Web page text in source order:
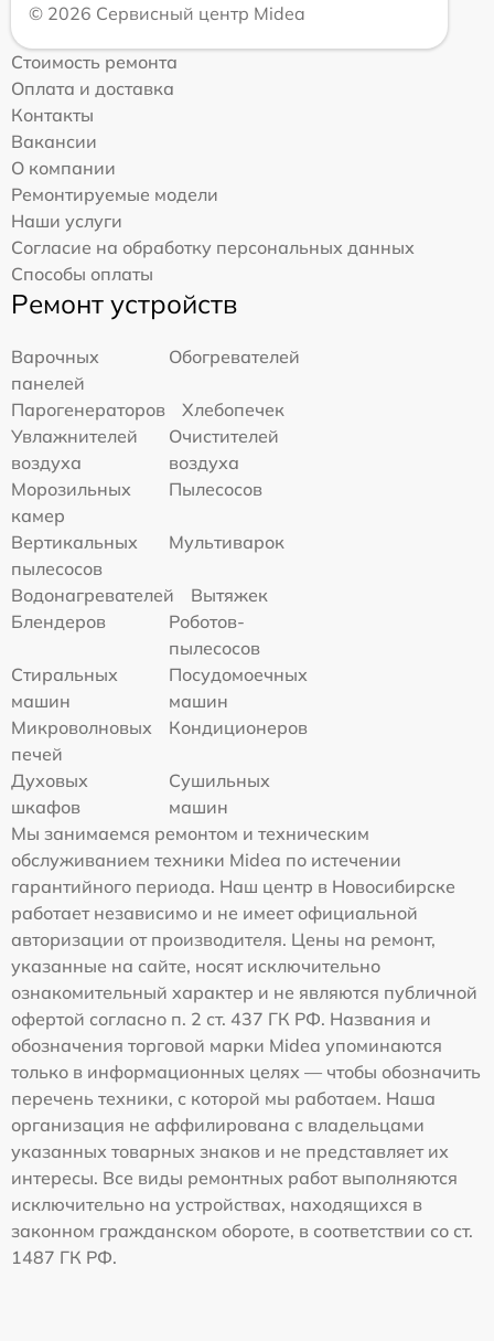
© 2026 Сервисный центр Midea
Стоимость ремонта
Оплата и доставка
Контакты
Вакансии
О компании
Ремонтируемые модели
Наши услуги
Согласие на обработку персональных данных
Способы оплаты
Ремонт устройств
Варочных
панелей
Обогревателей
Парогенераторов
Хлебопечек
Увлажнителей
воздуха
Очистителей
воздуха
Морозильных
камер
Пылесосов
Вертикальных
пылесосов
Мультиварок
Водонагревателей
Вытяжек
Блендеров
Роботов-
пылесосов
Стиральных
машин
Посудомоечных
машин
Микроволновых
печей
Кондиционеров
Духовых
шкафов
Сушильных
машин
Мы занимаемся ремонтом и техническим
обслуживанием техники Midea по истечении
гарантийного периода. Наш центр в Новосибирске
работает независимо и не имеет официальной
авторизации от производителя. Цены на ремонт,
указанные на сайте, носят исключительно
ознакомительный характер и не являются публичной
офертой согласно п. 2 ст. 437 ГК РФ. Названия и
обозначения торговой марки Midea упоминаются
только в информационных целях — чтобы обозначить
перечень техники, с которой мы работаем. Наша
организация не аффилирована с владельцами
указанных товарных знаков и не представляет их
интересы. Все виды ремонтных работ выполняются
исключительно на устройствах, находящихся в
законном гражданском обороте, в соответствии со ст.
1487 ГК РФ.